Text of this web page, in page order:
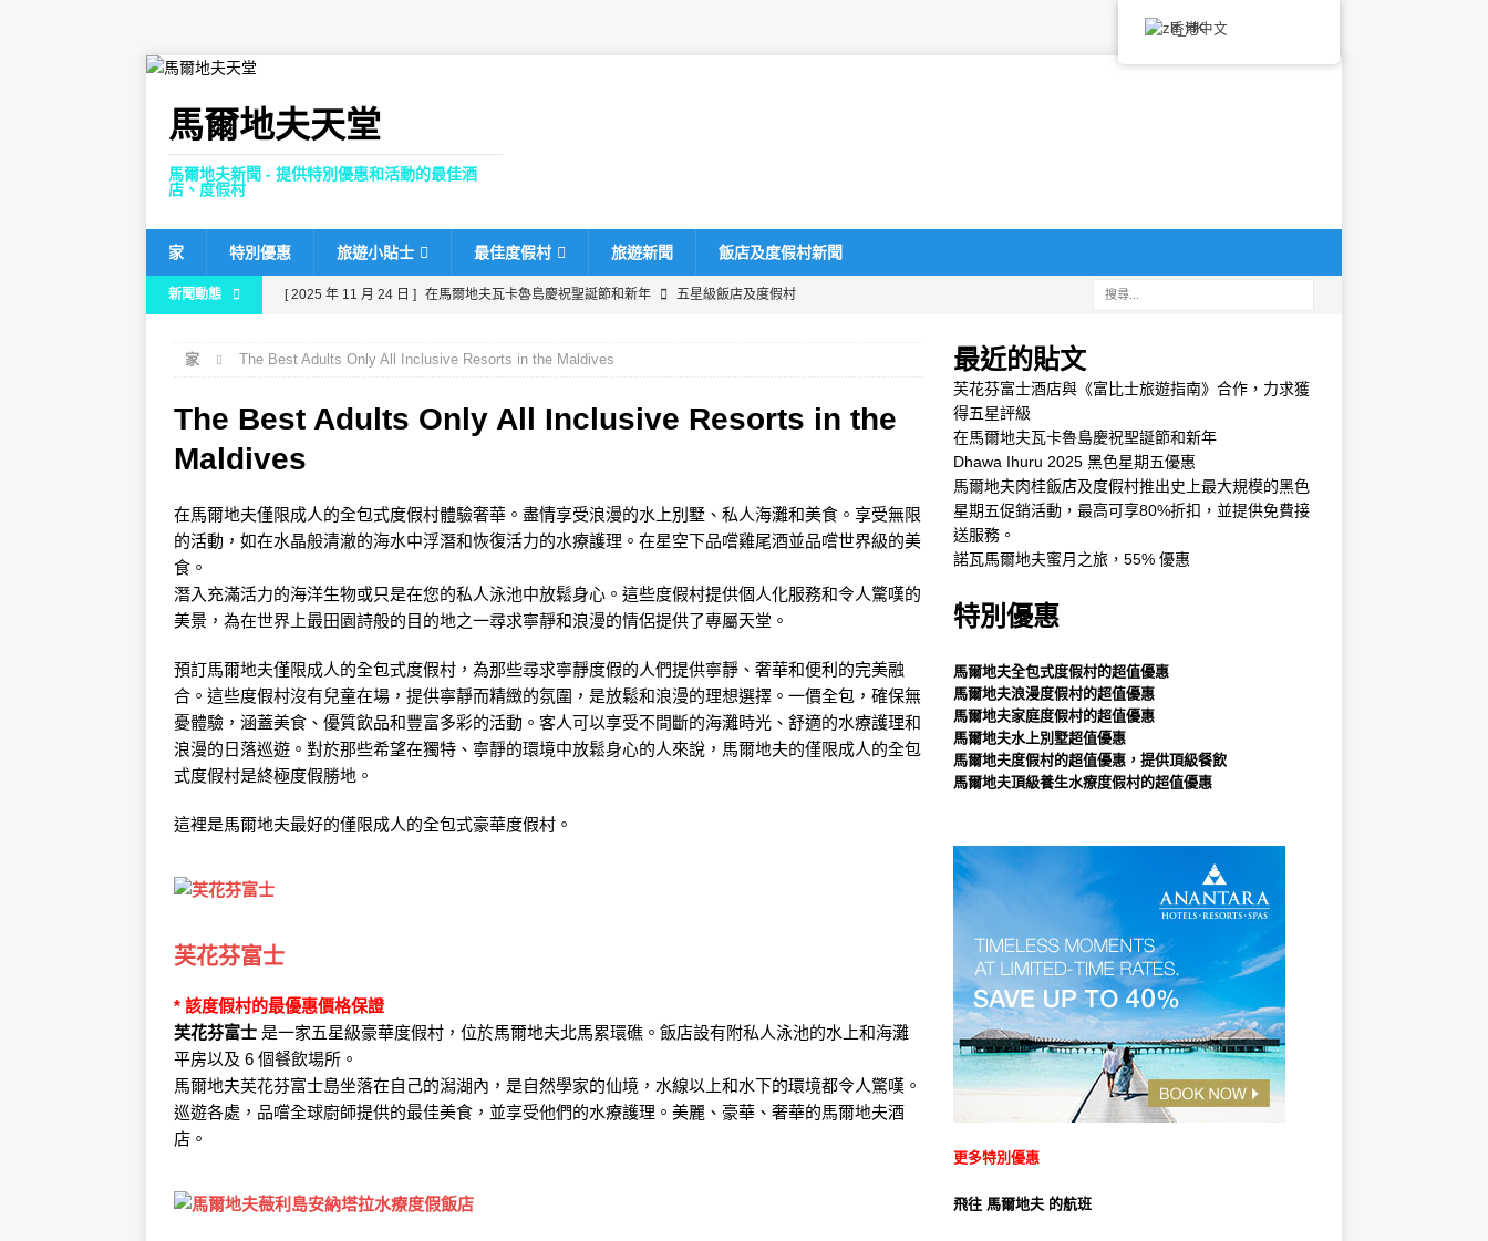
馬爾地夫天堂
馬爾地夫新聞 - 提供特別優惠和活動的最佳酒
店、度假村
家 特別優惠 旅遊小貼士 最佳度假村 旅遊新聞 飯店及度假村新聞
新聞動態 [ 2025 年 11 月 24 日 ] 在馬爾地夫瓦卡魯島慶祝聖誕節和新年 五星級飯店及度假村
[ 2025 年 11 月 17 日 ]
80%折扣，並提供免費接送服務。 特別優惠
度假村
家 The Best Adults Only All Inclusive Resorts in the Maldives
The Best Adults Only All Inclusive Resorts in the
Maldives
在馬爾地夫僅限成人的全包式度假村體驗奢華。盡情享受浪漫的水上別墅、私人海灘和美食。享受無限
的活動，如在水晶般清澈的海水中浮潛和恢復活力的水療護理。在星空下品嚐雞尾酒並品嚐世界級的美
食。
潛入充滿活力的海洋生物或只是在您的私人泳池中放鬆身心。這些度假村提供個人化服務和令人驚嘆的
美景，為在世界上最田園詩般的目的地之一尋求寧靜和浪漫的情侶提供了專屬天堂。
預訂馬爾地夫僅限成人的全包式度假村，為那些尋求寧靜度假的人們提供寧靜、奢華和便利的完美融
合。這些度假村沒有兒童在場，提供寧靜而精緻的氛圍，是放鬆和浪漫的理想選擇。一價全包，確保無
憂體驗，涵蓋美食、優質飲品和豐富多彩的活動。客人可以享受不間斷的海灘時光、舒適的水療護理和
浪漫的日落巡遊。對於那些希望在獨特、寧靜的環境中放鬆身心的人來說，馬爾地夫的僅限成人的全包
式度假村是終極度假勝地。
這裡是馬爾地夫最好的僅限成人的全包式豪華度假村。
芙花芬富士
* 該度假村的最優惠價格保證
芙花芬富士 是一家五星級豪華度假村，位於馬爾地夫北馬累環礁。飯店設有附私人泳池的水上和海灘
平房以及 6 個餐飲場所。
馬爾地夫芙花芬富士島坐落在自己的潟湖內，是自然學家的仙境，水線以上和水下的環境都令人驚嘆。
巡遊各處，品嚐全球廚師提供的最佳美食，並享受他們的水療護理。美麗、豪華、奢華的馬爾地夫酒
店。
最近的貼文
芙花芬富士酒店與《富比士旅遊指南》合作，力求獲
得五星評級
在馬爾地夫瓦卡魯島慶祝聖誕節和新年
Dhawa Ihuru 2025 黑色星期五優惠
馬爾地夫肉桂飯店及度假村推出史上最大規模的黑色
星期五促銷活動，最高可享80%折扣，並提供免費接
送服務。
諾瓦馬爾地夫蜜月之旅，55% 優惠
特別優惠
馬爾地夫全包式度假村的超值優惠
馬爾地夫浪漫度假村的超值優惠
馬爾地夫家庭度假村的超值優惠
馬爾地夫水上別墅超值優惠
馬爾地夫度假村的超值優惠，提供頂級餐飲
馬爾地夫頂級養生水療度假村的超值優惠
更多特別優惠
飛往 馬爾地夫 的航班
香港中文